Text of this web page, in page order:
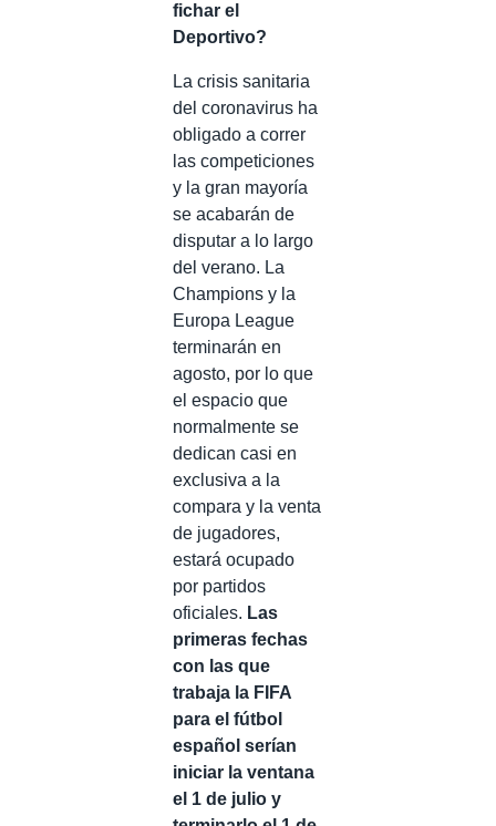
fichar el
Deportivo?
La crisis sanitaria
del coronavirus ha
obligado a correr
las competiciones
y la gran mayoría
se acabarán de
disputar a lo largo
del verano. La
Champions y la
Europa League
terminarán en
agosto, por lo que
el espacio que
normalmente se
dedican casi en
exclusiva a la
compara y la venta
de jugadores,
estará ocupado
por partidos
oficiales. Las
primeras fechas
con las que
trabaja la FIFA
para el fútbol
español serían
iniciar la ventana
el 1 de julio y